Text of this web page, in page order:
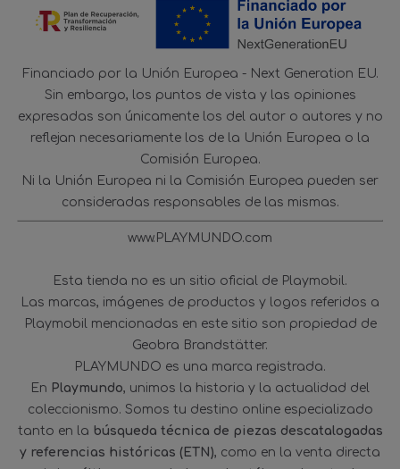
Financiado por la Unión Europea - Next Generation EU.
Sin embargo, los puntos de vista y las opiniones
expresadas son únicamente los del autor o autores y no
reflejan necesariamente los de la Unión Europea o la
Comisión Europea.
Ni la Unión Europea ni la Comisión Europea pueden ser
consideradas responsables de las mismas.
www.PLAYMUNDO.com
Esta tienda no es un sitio oficial de Playmobil.
Las marcas, imágenes de productos y logos referidos a
Playmobil mencionadas en este sitio son propiedad de
Geobra Brandstätter.
PLAYMUNDO es una marca registrada.
En Playmundo, unimos la historia y la actualidad del
coleccionismo. Somos tu destino online especializado
tanto en la búsqueda técnica de piezas descatalogadas
y referencias históricas (ETN), como en la venta directa